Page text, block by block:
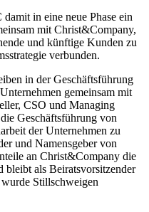
in eine neue Phase ein
mit Christ&Company,
und künftige Kunden zu
verbunden.
in der Geschäftsführung
gemeinsam mit
CSO und Managing
Geschäftsführung von
der Unternehmen zu
und Namensgeber von
an Christ&Company die
bleibt als Beiratsvorsitzender
Stillschweigen